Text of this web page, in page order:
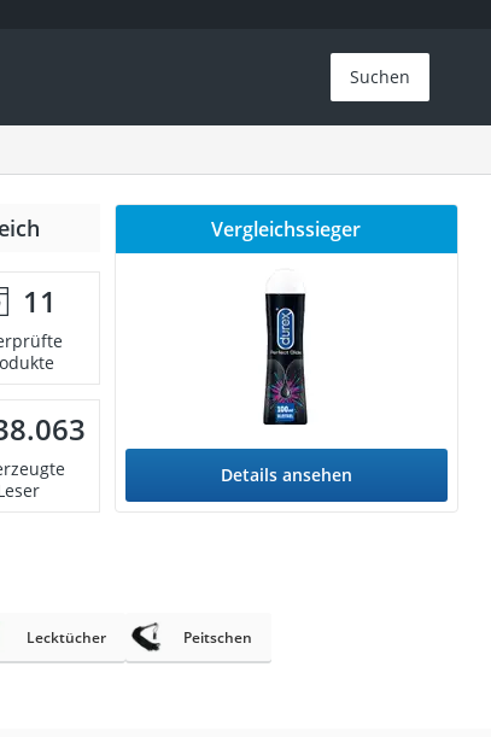
Suchen
11
Vergleichssieger
Details ansehen
Lecktücher Peitschen